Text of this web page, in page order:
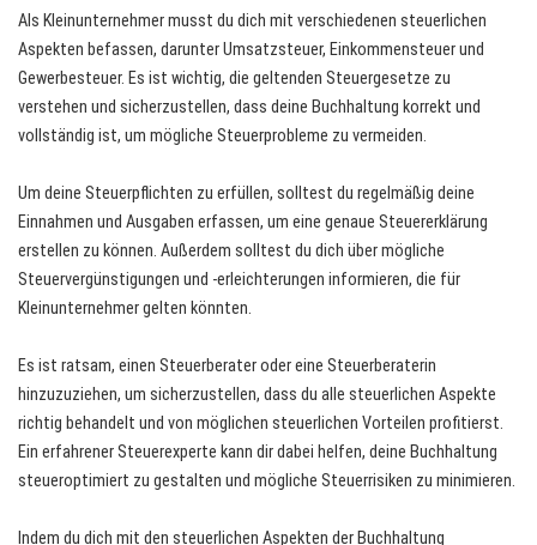
Als Kleinunternehmer musst du dich mit verschiedenen steuerlichen
Aspekten befassen, darunter Umsatzsteuer, Einkommensteuer und
Gewerbesteuer. Es ist wichtig, die geltenden Steuergesetze zu
verstehen und sicherzustellen, dass deine Buchhaltung korrekt und
vollständig ist, um mögliche Steuerprobleme zu vermeiden.
Um deine Steuerpflichten zu erfüllen, solltest du regelmäßig deine
Einnahmen und Ausgaben erfassen, um eine genaue Steuererklärung
erstellen zu können. Außerdem solltest du dich über mögliche
Steuervergünstigungen und -erleichterungen informieren, die für
Kleinunternehmer gelten könnten.
Es ist ratsam, einen Steuerberater oder eine Steuerberaterin
hinzuzuziehen, um sicherzustellen, dass du alle steuerlichen Aspekte
richtig behandelt und von möglichen steuerlichen Vorteilen profitierst.
Ein erfahrener Steuerexperte kann dir dabei helfen, deine Buchhaltung
steueroptimiert zu gestalten und mögliche Steuerrisiken zu minimieren.
Indem du dich mit den steuerlichen Aspekten der Buchhaltung